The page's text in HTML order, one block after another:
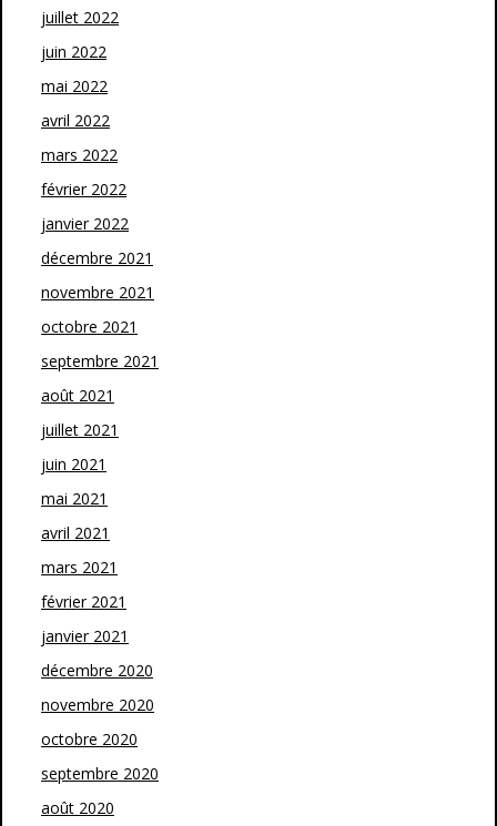
juillet 2022
juin 2022
mai 2022
avril 2022
mars 2022
février 2022
janvier 2022
décembre 2021
novembre 2021
octobre 2021
septembre 2021
août 2021
juillet 2021
juin 2021
mai 2021
avril 2021
mars 2021
février 2021
janvier 2021
décembre 2020
novembre 2020
octobre 2020
septembre 2020
août 2020